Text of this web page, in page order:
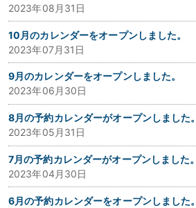
2023年08月31日
10月のカレンダーをオープンしました。
2023年07月31日
9月のカレンダーをオープンしました。
2023年06月30日
8月の予約カレンダーがオープンしました。
2023年05月31日
7月の予約カレンダーがオープンしました。
2023年04月30日
6月の予約カレンダーをオープンしました。